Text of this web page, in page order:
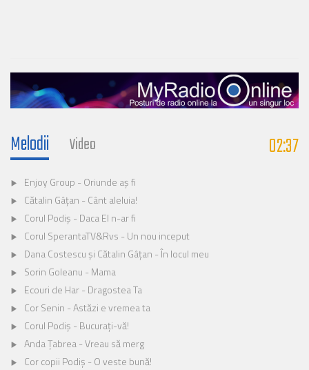
Melodii Video 02:37
Enjoy Group - Oriunde aș fi
Cătalin Gâțan - Cânt aleluia!
Corul Podiș - Daca El n-ar fi
Corul SperantaTV&Rvs - Un nou inceput
Dana Costescu și Cătalin Gâțan - În locul meu
Sorin Goleanu - Mama
Ecouri de Har - Dragostea Ta
Cor Senin - Astăzi e vremea ta
Corul Podiș - Bucurați-vă!
Anda Țabrea - Vreau să merg
Cor copii Podiș - O veste bună!